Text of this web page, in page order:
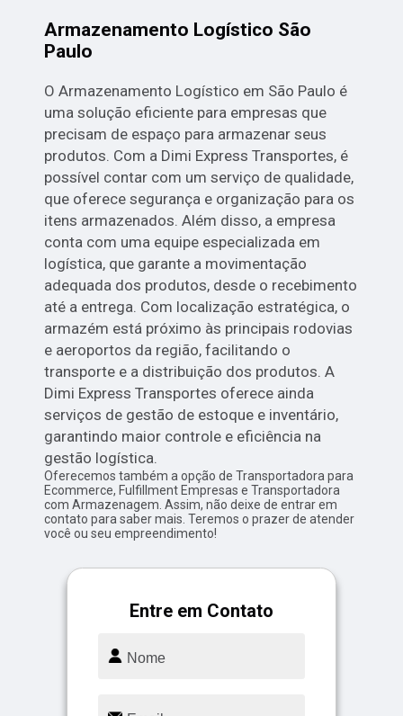
Armazenamento Logístico São
Paulo
O Armazenamento Logístico em São Paulo é
uma solução eficiente para empresas que
precisam de espaço para armazenar seus
produtos. Com a Dimi Express Transportes, é
possível contar com um serviço de qualidade,
que oferece segurança e organização para os
itens armazenados. Além disso, a empresa
conta com uma equipe especializada em
logística, que garante a movimentação
adequada dos produtos, desde o recebimento
até a entrega. Com localização estratégica, o
armazém está próximo às principais rodovias
e aeroportos da região, facilitando o
transporte e a distribuição dos produtos. A
Dimi Express Transportes oferece ainda
serviços de gestão de estoque e inventário,
garantindo maior controle e eficiência na
gestão logística.
Oferecemos também a opção de Transportadora para
Ecommerce, Fulfillment Empresas e Transportadora
com Armazenagem. Assim, não deixe de entrar em
contato para saber mais. Teremos o prazer de atender
você ou seu empreendimento!
Entre em Contato